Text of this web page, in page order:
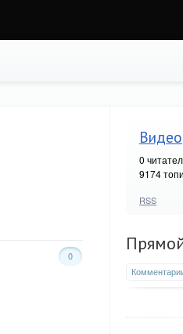
Видео
0
9174
RSS
0